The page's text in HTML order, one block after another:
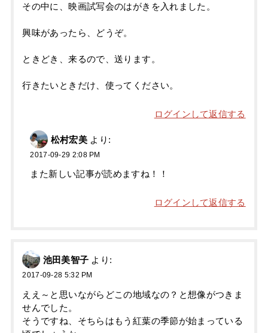
その中に、映画試写会のはがきを入れました。
興味があったら、どうぞ。
ときどき、来るので、送ります。
行きたいときだけ、使ってください。
ログインして返信する
松村宏美 より:
2017-09-29 2:08 PM
また新しい記事が読めますね！！
ログインして返信する
池田美智子 より:
2017-09-28 5:32 PM
ええ～と思いながらどこの地域なの？と想像がつきま
せんでした。
そうですね、そちらはもう紅葉の季節が始まっている